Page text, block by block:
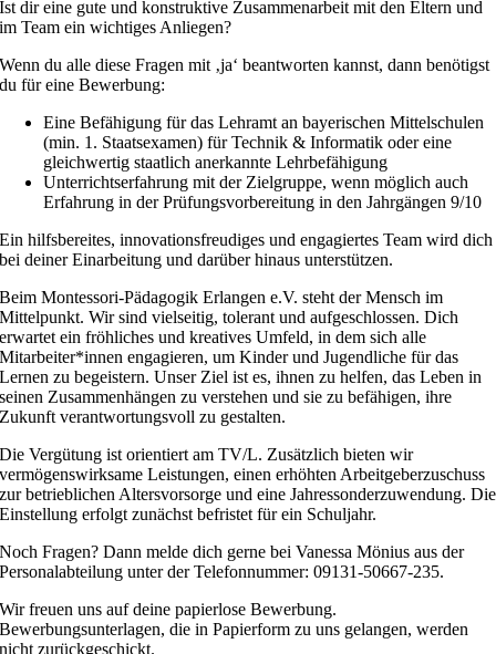
Ist dir eine gute und konstruktive Zusammenarbeit mit den Eltern und
im Team ein wichtiges Anliegen?
Wenn du alle diese Fragen mit ‚ja‘ beantworten kannst, dann benötigst
du für eine Bewerbung:
Eine Befähigung für das Lehramt an bayerischen Mittelschulen
(min. 1. Staatsexamen) für Technik & Informatik oder eine
gleichwertig staatlich anerkannte Lehrbefähigung
Unterrichtserfahrung mit der Zielgruppe, wenn möglich auch
Erfahrung in der Prüfungsvorbereitung in den Jahrgängen 9/10
Ein hilfsbereites, innovationsfreudiges und engagiertes Team wird dich
bei deiner Einarbeitung und darüber hinaus unterstützen.
Beim Montessori-Pädagogik Erlangen e.V. steht der Mensch im
Mittelpunkt. Wir sind vielseitig, tolerant und aufgeschlossen. Dich
erwartet ein fröhliches und kreatives Umfeld, in dem sich alle
Mitarbeiter*innen engagieren, um Kinder und Jugendliche für das
Lernen zu begeistern. Unser Ziel ist es, ihnen zu helfen, das Leben in
seinen Zusammenhängen zu verstehen und sie zu befähigen, ihre
Zukunft verantwortungsvoll zu gestalten.
Die Vergütung ist orientiert am TV/L. Zusätzlich bieten wir
vermögenswirksame Leistungen, einen erhöhten Arbeitgeberzuschuss
zur betrieblichen Altersvorsorge und eine Jahressonderzuwendung. Die
Einstellung erfolgt zunächst befristet für ein Schuljahr.
Noch Fragen? Dann melde dich gerne bei Vanessa Mönius aus der
Personalabteilung unter der Telefonnummer: 09131-50667-235.
Wir freuen uns auf deine papierlose Bewerbung.
Bewerbungsunterlagen, die in Papierform zu uns gelangen, werden
nicht zurückgeschickt.